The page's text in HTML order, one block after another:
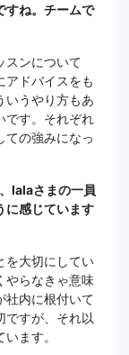
すね。チームで
スンについて
アドバイスをも
いうやり方もあ
です。それぞれ
ての強みになっ
lalaさまの一員
に感じています
を大切にしてい
やらなきゃ意味
社内に根付いて
ですが、それ以
ます。